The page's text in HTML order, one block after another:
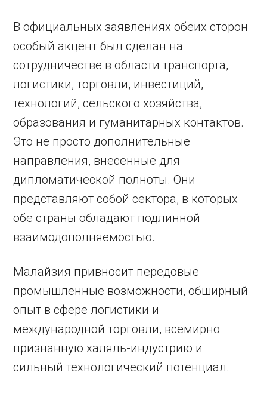
В официальных заявлениях обеих сторон
особый акцент был сделан на
сотрудничестве в области транспорта,
логистики, торговли, инвестиций,
технологий, сельского хозяйства,
образования и гуманитарных контактов.
Это не просто дополнительные
направления, внесенные для
дипломатической полноты. Они
представляют собой сектора, в которых
обе страны обладают подлинной
взаимодополняемостью.
Малайзия привносит передовые
промышленные возможности, обширный
опыт в сфере логистики и
международной торговли, всемирно
признанную халяль-индустрию и
сильный технологический потенциал.